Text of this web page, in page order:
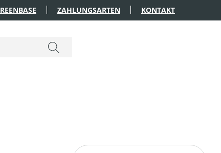
ZAHLUNGSARTEN KONTAKT